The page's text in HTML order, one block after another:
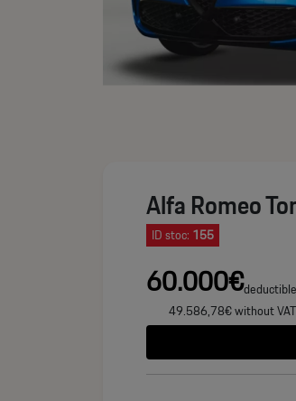
Alfa Romeo
ID stoc: 155
60.000€
49.586,78€ without VAT